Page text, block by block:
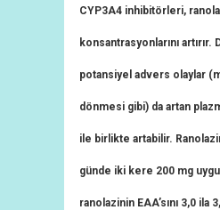
CYP3A4 inhibitörleri,
konsantrasyonlarını artırır.
potansiyel advers olaylar
dönmesi gibi) da artan
ile birlikte artabilir.
günde iki kere 200 mg
ranolazinin EAA’sını 3,0 ila